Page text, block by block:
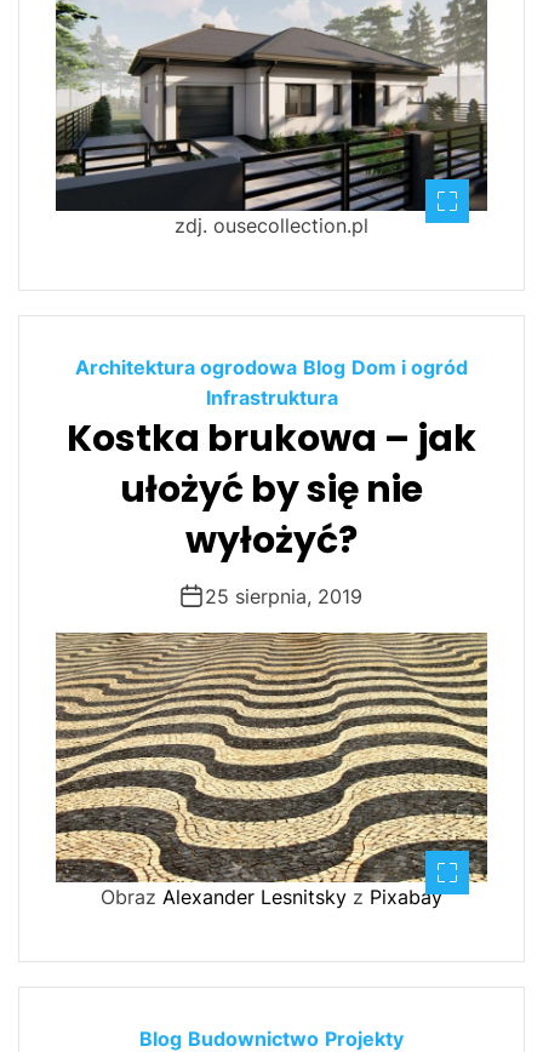
zdj. ousecollection.pl
Architektura ogrodowa Blog Dom i ogród
Infrastruktura
Kostka brukowa – jak
ułożyć by się nie
wyłożyć?
25 sierpnia, 2019
Obraz Alexander Lesnitsky z Pixabay
Blog Budownictwo Projekty